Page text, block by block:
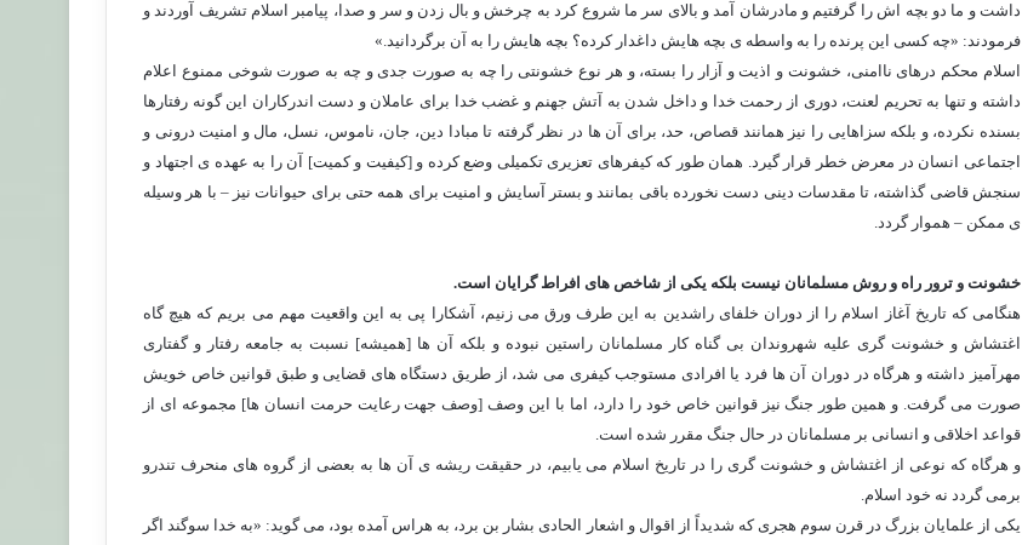
داشت و ما دو بچه اش را گرفتیم و مادرشان آمد و بالای سر ما شروع کرد به چرخش و بال زدن و سر و صدا، پیامبر اسلام تشریف آوردند و
فرمودند: «چه کسی این پرنده را به واسطه ی بچه هایش داغدار کرده؟ بچه هایش را به آن برگردانید.»
اسلام محکم درهای ناامنی، خشونت و اذیت و آزار را بسته، و هر نوع خشونتی را چه به صورت جدی و چه به صورت شوخی ممنوع اعلام
داشته و تنها به تحریم لعنت، دوری از رحمت خدا و داخل شدن به آتش جهنم و غضب خدا برای عاملان و دست اندرکاران این گونه رفتارها
بسنده نکرده، و بلکه سزاهایی را نیز همانند قصاص، حد، برای آن ها در نظر گرفته تا مبادا دین، جان، ناموس، نسل، مال و امنیت درونی و
اجتماعی انسان در معرض خطر قرار گیرد. همان طور که کیفرهای تعزیری تکمیلی وضع کرده و [کیفیت و کمیت] آن را به عهده ی اجتهاد و
سنجش قاضی گذاشته، تا مقدسات دینی دست نخورده باقی بمانند و بستر آسایش و امنیت برای همه حتی برای حیوانات نیز – با هر وسیله
ی ممکن – هموار گردد.
خشونت و ترور راه و روش مسلمانان نیست بلکه یکی از شاخص های افراط گرایان است.
هنگامی که تاریخ آغاز اسلام را از دوران خلفای راشدین به این طرف ورق می زنیم، آشکارا پی به این واقعیت مهم می بریم که هیچ گاه
اغتشاش و خشونت گری علیه شهروندان بی گناه کار مسلمانان راستین نبوده و بلکه آن ها [همیشه] نسبت به جامعه رفتار و گفتاری
مهرآمیز داشته و هرگاه در دوران آن ها فرد یا افرادی مستوجب کیفری می شد، از طریق دستگاه های قضایی و طبق قوانین خاص خویش
صورت می گرفت. و همین طور جنگ نیز قوانین خاص خود را دارد، اما با این وصف [وصف جهت رعایت حرمت انسان ها] مجموعه ای از
قواعد اخلاقی و انسانی بر مسلمانان در حال جنگ مقرر شده است.
و هرگاه که نوعی از اغتشاش و خشونت گری را در تاریخ اسلام می یابیم، در حقیقت ریشه ی آن ها به بعضی از گروه های منحرف تندرو
برمی گردد نه خود اسلام.
یکی از علمایان بزرگ در قرن سوم هجری که شدیداً از اقوال و اشعار الحادی بشار بن برد، به هراس آمده بود، می گوید: «به خدا سوگند اگر